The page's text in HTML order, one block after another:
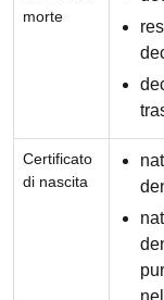
morte
Certificato
di nascita